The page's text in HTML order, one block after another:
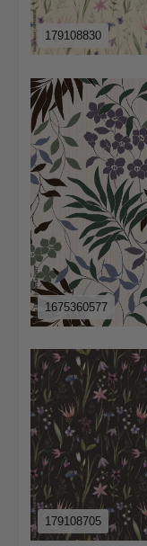
179108830
1675360577
179108705